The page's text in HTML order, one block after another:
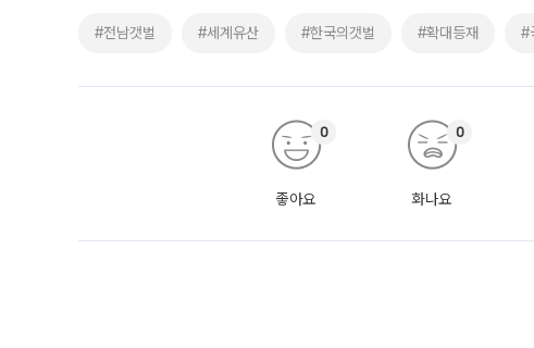
#전남갯벌 #세계유산 #한국의갯벌 #확대등재 #
좋아요
0
화나요
0